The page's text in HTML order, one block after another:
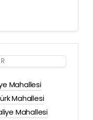
Mahallesi
Mahallesi
Mahallesi